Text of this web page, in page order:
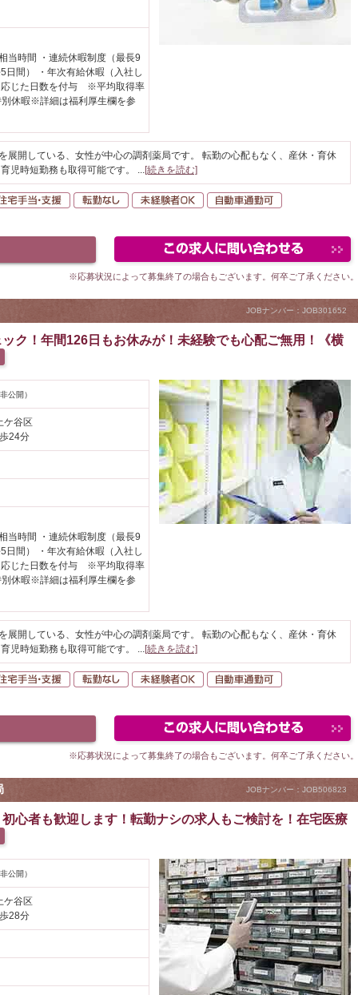
当時間 ・連続休暇制度（最長9
日間） ・年次有給休暇（入社し
応じた日数を付与 ※平均取得率
休暇※詳細は福利厚生欄を参
展開している、女性が中心の調剤薬局です。 転勤の心配もなく、産休・育休
児時短勤務も取得可能です。 ...[続きを読む]
休日120日以上 住宅手当・支援 転勤なし 未経験者OK
※応募状況によって募集終了の場合もございます。何卒ご了承ください。
JOBナンバー：JOB301652
ク！年間126日もお休みが！未経験でも心配ご無用！《横
公開）
ケ谷区
24分
当時間 ・連続休暇制度（最長9
日間） ・年次有給休暇（入社し
応じた日数を付与 ※平均取得率
休暇※詳細は福利厚生欄を参
展開している、女性が中心の調剤薬局です。 転勤の心配もなく、産休・育休
児時短勤務も取得可能です。 ...[続きを読む]
休日120日以上 住宅手当・支援 転勤なし 未経験者OK
※応募状況によって募集終了の場合もございます。何卒ご了承ください。
JOBナンバー：JOB506823
心者も歓迎します！転勤ナシの求人もご検討を！在宅医療
公開）
ケ谷区
28分